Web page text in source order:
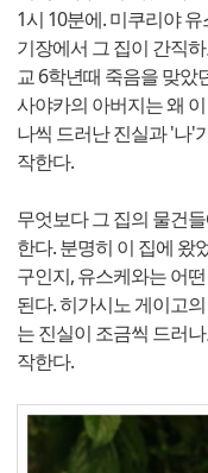
1시 10분에. 미쿠리야
기장에서 그 집이 간직
교 6학년때 죽음을 맞았
사야카의 아버지는 왜
나씩 드러난 진실과 '나'
작한다.
무엇보다 그 집의 물건
한다. 분명히 이 집에 왔
구인지, 유스케와는 어
된다. 히가시노 게이고
는 진실이 조금씩 드러
작한다.